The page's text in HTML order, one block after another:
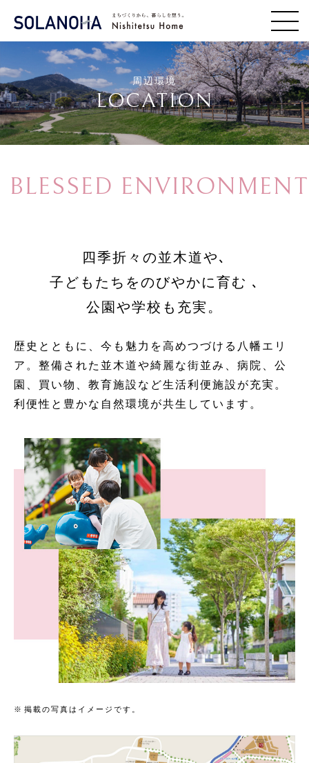
周辺環境
LOCATION
BLESSED ENVIRONMENT
四季折々の並木道や､
子どもたちをのびやかに育む ､
公園や学校も充実。
歴史とともに、今も魅力を高めつづける八幡エリ
ア。整備された並木道や綺麗な街並み、病院、公
園、買い物、教育施設など生活利便施設が充実。
利便性と豊かな自然環境が共生しています。
掲載の写真はイメージです。